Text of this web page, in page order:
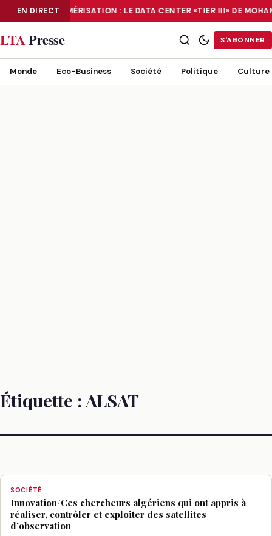
EN DIRECTNUMÉRISATION : LE DATA CENTER «TIER III» DE
NUMÉRISATION : LE DATA CENTER «TIER III» DE MOHAMMADIA, UN
LTAPresse S'ABONNER
Monde Eco-Business Société Politique Culture
Étiquette : ALSAT
SOCIÉTÉ
Innovation/Ces chercheurs algériens qui ont appris à
réaliser, contrôler et exploiter des satellites
d’observation